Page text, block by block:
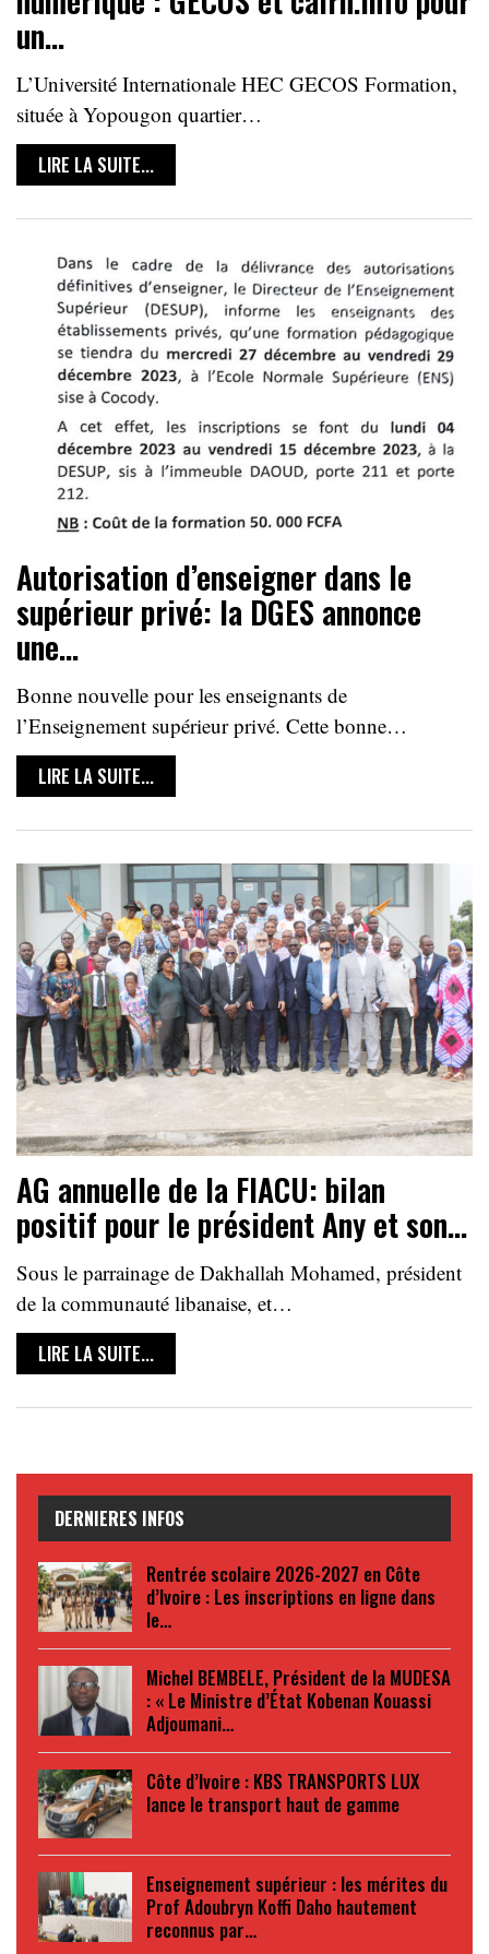
un…
L’Université Internationale HEC GECOS Formation,
située à Yopougon quartier…
LIRE LA SUITE...
Autorisation d’enseigner dans le
supérieur privé: la DGES annonce
une…
Bonne nouvelle pour les enseignants de
l’Enseignement supérieur privé. Cette bonne…
LIRE LA SUITE...
AG annuelle de la FIACU: bilan
positif pour le président Any et son…
Sous le parrainage de Dakhallah Mohamed, président
de la communauté libanaise, et…
LIRE LA SUITE...
DERNIERES INFOS
Rentrée scolaire 2026-2027 en Côte
d’Ivoire : Les inscriptions en ligne dans
le…
Michel BEMBELE, Président de la MUDESA
: « Le Ministre d’État Kobenan Kouassi
Adjoumani…
Côte d’Ivoire : KBS TRANSPORTS LUX
lance le transport haut de gamme
Enseignement supérieur : les mérites du
Prof Adoubryn Koffi Daho hautement
reconnus par…